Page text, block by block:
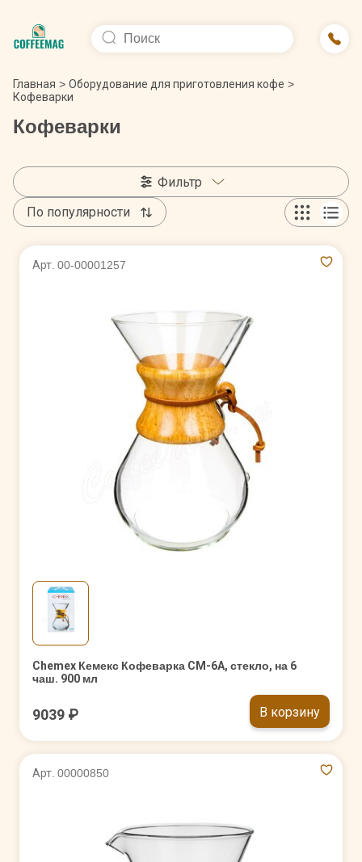
Главная > Оборудование для приготовления кофе >
Кофеварки
Кофеварки
Фильтр
По популярности
Арт. 00-00001257
Chemex Кемекс Кофеварка CM-6A, стекло, на 6
чаш. 900 мл
9039 ₽ В корзину
Арт. 00000850